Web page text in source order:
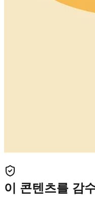
이 콘텐츠를 감